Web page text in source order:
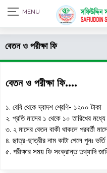
বেতন ও পরীক্ষা ফি
বেতন ও পরীক্ষা ফি....
১. বেবি থেকেদ্বাদশ শ্রেণি- ১২০০ টাকা
২. প্রতি মাসের ১ থেকে ১০ তারিখের
৩. ২ মাসের বেতন বাকী থাকলে পরবর্তী
৪. ছাত্র-ছাত্রীর নাম কাটা গেলে পুনঃ
৫. পরীক্ষার সময় ফি সংক্রান্ত তথ্যাদি